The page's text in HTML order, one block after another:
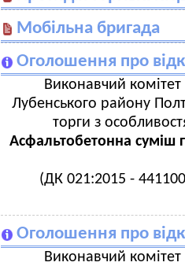
Мобільна бригада
Оголошення про
Виконавчий комітет
Лубенського району
торги з
Асфальтобетонна суміш
(ДК 021:2015 -
Оголошення про
Виконавчий комітет